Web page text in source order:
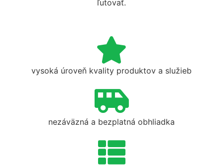
ľutovať.
vysoká úroveň kvality produktov a služieb
nezáväzná a bezplatná obhliadka